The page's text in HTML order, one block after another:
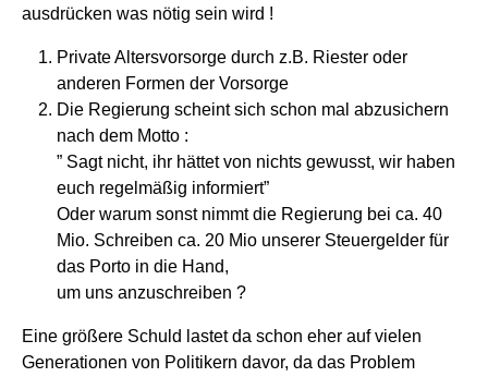
ausdrücken was nötig sein wird !
Private Altersvorsorge durch z.B. Riester oder
anderen Formen der Vorsorge
Die Regierung scheint sich schon mal abzusichern
nach dem Motto :
” Sagt nicht, ihr hättet von nichts gewusst, wir haben
euch regelmäßig informiert”
Oder warum sonst nimmt die Regierung bei ca. 40
Mio. Schreiben ca. 20 Mio unserer Steuergelder für
das Porto in die Hand,
um uns anzuschreiben ?
Eine größere Schuld lastet da schon eher auf vielen
Generationen von Politikern davor, da das Problem